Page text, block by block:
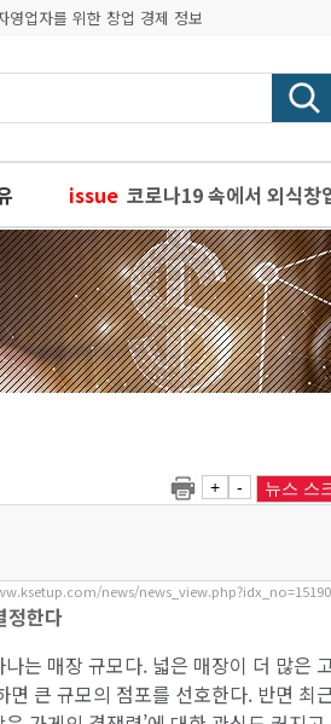
영업자를 위한 창업 경제 정보
issue 코로나19 속에서 외식창
편의점 가맹 분쟁, 경기
사회연대은행-11번가,
소상공인 여러분, 찾아
소진공, 코레일유통과
+ - 뉴스 스
news/news_view.php?idx_no=15190
정한다
는 매장 규모다. 넓은 매장이 더 많은
큰 규모의 점포를 선호한다. 반면 최